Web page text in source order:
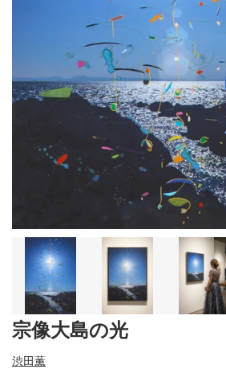
宗像大島の光
渋田薫